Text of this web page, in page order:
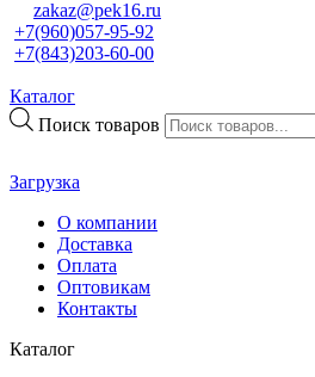
zakaz@pek16.ru
+7(960)057-95-92
+7(843)203-60-00
Каталог
Поиск товаров
Загрузка
О компании
Доставка
Оплата
Оптовикам
Контакты
Каталог